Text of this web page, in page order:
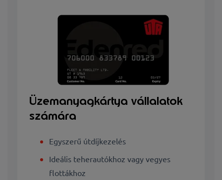
Üzemanyagkártya vállalatok
számára
Egyszerű útdíjkezelés
Ideális teherautókhoz vagy vegyes
flottákhoz